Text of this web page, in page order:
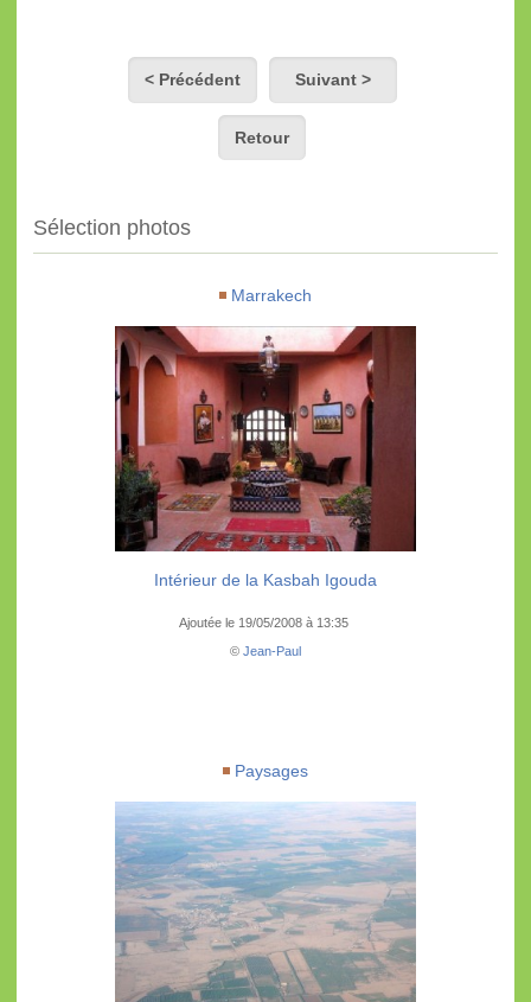
< Précédent Suivant >
Retour
Sélection photos
Marrakech
Intérieur de la Kasbah Igouda
Ajoutée le 19/05/2008 à 13:35
© Jean-Paul
Paysages